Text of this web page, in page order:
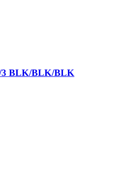
3 BLK/BLK/BLK